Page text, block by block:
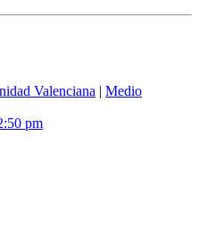
Valenciana | Medio
pm